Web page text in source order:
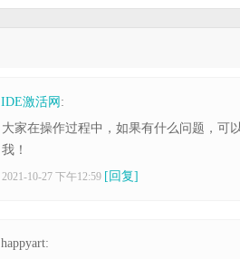
IDE激活网 :
大家在操作过程中，如果有什么问题，可
我！
2021-10-27 下午12:59 [回复]
happyart: